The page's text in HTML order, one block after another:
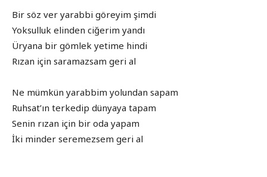
Bir söz ver yarabbi göreyim şimdi
Yoksulluk elinden ciğerim yandı
Üryana bir gömlek yetime hindi
Rızan için saramazsam geri al
Ne mümkün yarabbim yolundan sapam
Ruhsat’ın terkedip dünyaya tapam
Senin rızan için bir oda yapam
İki minder seremezsem geri al